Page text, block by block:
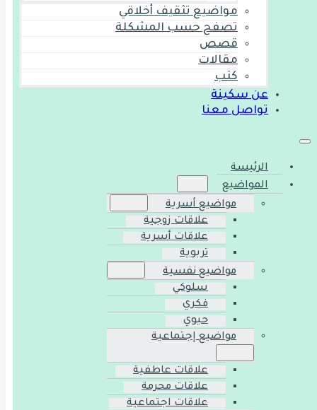
مواضيع تثقيف أخلاقي
تصفح حسب المشكلة
قصص
مقالات
كتب
عن سكينة
تواصل معنا
الرئيسة
المواضيع
مواضيع أسرية
علاقات زوجية
علاقات أسرية
تربوية
مواضيع نفسية
سلوكي
فكري
حيوي
مواضيع إجتماعية
علاقات عاطفية
علاقات محرمة
علاقات اجتماعية